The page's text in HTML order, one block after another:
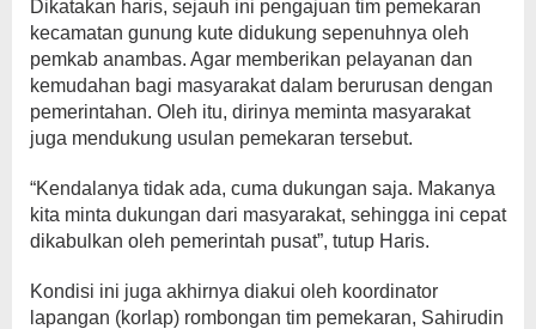
Dikatakan haris, sejauh ini pengajuan tim pemekaran
kecamatan gunung kute didukung sepenuhnya oleh
pemkab anambas. Agar memberikan pelayanan dan
kemudahan bagi masyarakat dalam berurusan dengan
pemerintahan. Oleh itu, dirinya meminta masyarakat
juga mendukung usulan pemekaran tersebut.
“Kendalanya tidak ada, cuma dukungan saja. Makanya
kita minta dukungan dari masyarakat, sehingga ini cepat
dikabulkan oleh pemerintah pusat”, tutup Haris.
Kondisi ini juga akhirnya diakui oleh koordinator
lapangan (korlap) rombongan tim pemekaran, Sahirudin